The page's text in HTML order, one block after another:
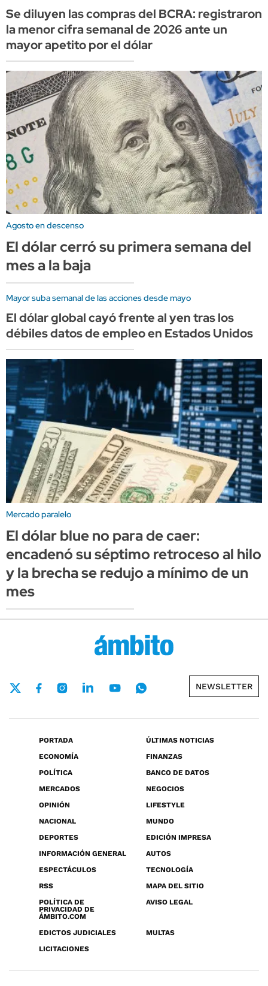
Se diluyen las compras del BCRA: registraron
la menor cifra semanal de 2026 ante un
mayor apetito por el dólar
Agosto en descenso
El dólar cerró su primera semana del
mes a la baja
Mayor suba semanal de las acciones desde mayo
El dólar global cayó frente al yen tras los
débiles datos de empleo en Estados Unidos
Mercado paralelo
El dólar blue no para de caer:
encadenó su séptimo retroceso al hilo
y la brecha se redujo a mínimo de un
mes
NEWSLETTER
PORTADA
ÚLTIMAS NOTICIAS
ECONOMÍA
FINANZAS
POLÍTICA
BANCO DE DATOS
MERCADOS
NEGOCIOS
OPINIÓN
LIFESTYLE
NACIONAL
MUNDO
DEPORTES
EDICIÓN IMPRESA
INFORMACIÓN GENERAL
AUTOS
ESPECTÁCULOS
TECNOLOGÍA
RSS
MAPA DEL SITIO
POLÍTICA DE
PRIVACIDAD DE
ÁMBITO.COM
AVISO LEGAL
EDICTOS JUDICIALES
MULTAS
LICITACIONES